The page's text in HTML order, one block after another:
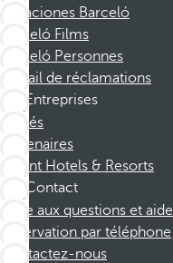
Vacaciones Barceló
Barceló Films
Barceló Personnes
Portail de réclamations
Entreprises
Affiliés
Partenaires
Dorint Hotels & Resorts
Contact
Foire aux questions et aide
Réservation par téléphone
Contactez-nous